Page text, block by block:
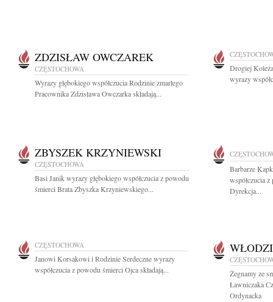
ZDZISŁAW OWCZAREK
CZĘSTOCHOWA
Wyrazy głębokiego współczucia Rodzinie zmarłego
Pracownika Zdzisława Owczarka składają...
Drogiej
wyrazy
ZBYSZEK KRZYNIEWSKI
CZĘSTOCHOWA
Basi Janik wyrazy głębokiego współczucia z powodu
śmierci Brata Zbyszka Krzyniewskiego...
Barbarze
współczucia
Dyrekcja...
CZĘSTOCHOWA
Janowi Korsakowi i Rodzinie Serdeczne wyrazy
współczucia z powodu śmierci Ojca składają...
Żegnamy ze
Ławniczaka
Ordynacka